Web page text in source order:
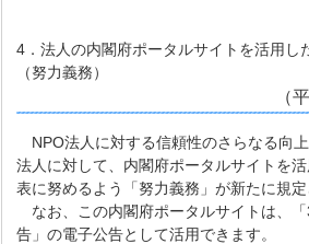
4．法人の内閣府ポータルサイトを活用し
（努力義務）
（
NPO法人に対する信頼性のさらなる向
法人に対して、内閣府ポータルサイトを
表に努めるよう「努力義務」が新たに規定
なお、この内閣府ポータルサイトは、
告」の電子公告として活用できます。